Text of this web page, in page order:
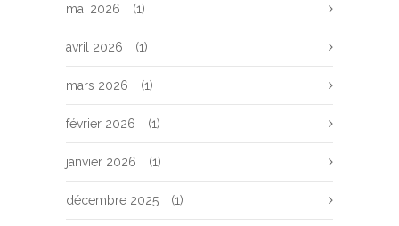
mai 2026 (1)
avril 2026 (1)
mars 2026 (1)
février 2026 (1)
janvier 2026 (1)
décembre 2025 (1)